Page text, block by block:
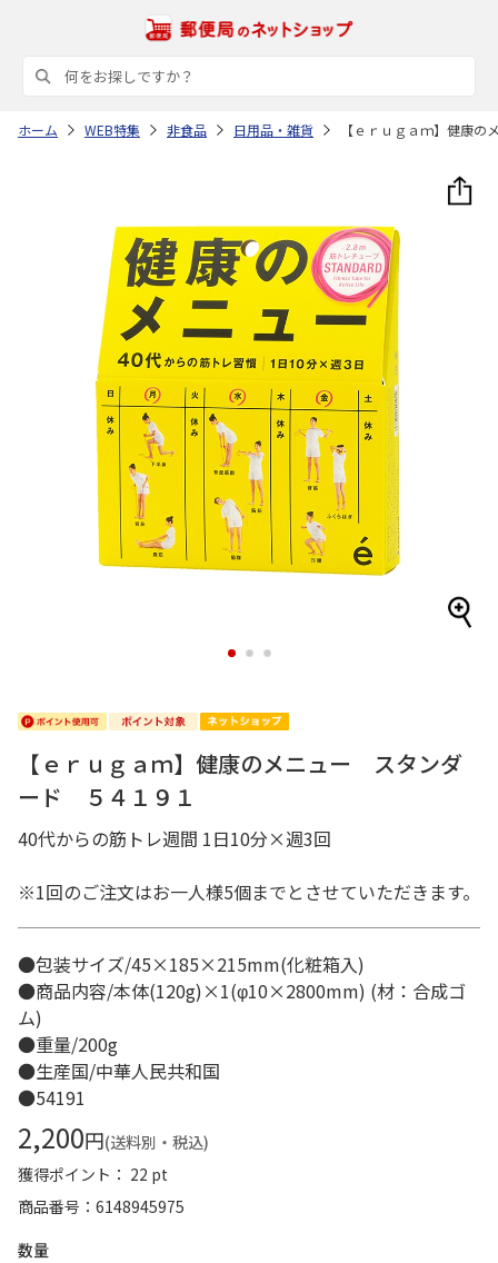
ホーム WEB特集 非食品 日用品・雑貨 【ｅｒｕｇａｍ】健康
1 2 3
【ｅｒｕｇａｍ】健康のメニュー スタンダ
ード ５４１９１
40代からの筋トレ週間 1日10分×週3回
※1回のご注文はお一人様5個までとさせていただきます。
●包装サイズ/45×185×215mm(化粧箱入)
●商品内容/本体(120g)×1(φ10×2800mm) (材：合成ゴ
ム)
●重量/200g
●生産国/中華人民共和国
●54191
2,200円(送料別・税込)
獲得ポイント： 22 pt
商品番号
6148945975
数量